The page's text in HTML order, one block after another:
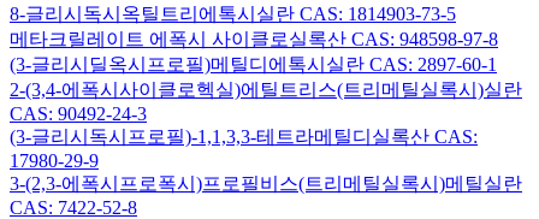
8-글리시독시옥틸트리에톡시실란 CAS: 1814903-73-5
메타크릴레이트 에폭시 사이클로실록산 CAS: 948598-97-8
(3-글리시딜옥시프로필)메틸디에톡시실란 CAS: 2897-60-1
2-(3,4-에폭시사이클로헥실)에틸트리스(트리메틸실록시)실란
CAS: 90492-24-3
(3-글리시독시프로필)-1,1,3,3-테트라메틸디실록산 CAS:
17980-29-9
3-(2,3-에폭시프로폭시)프로필비스(트리메틸실록시)메틸실란
CAS: 7422-52-8